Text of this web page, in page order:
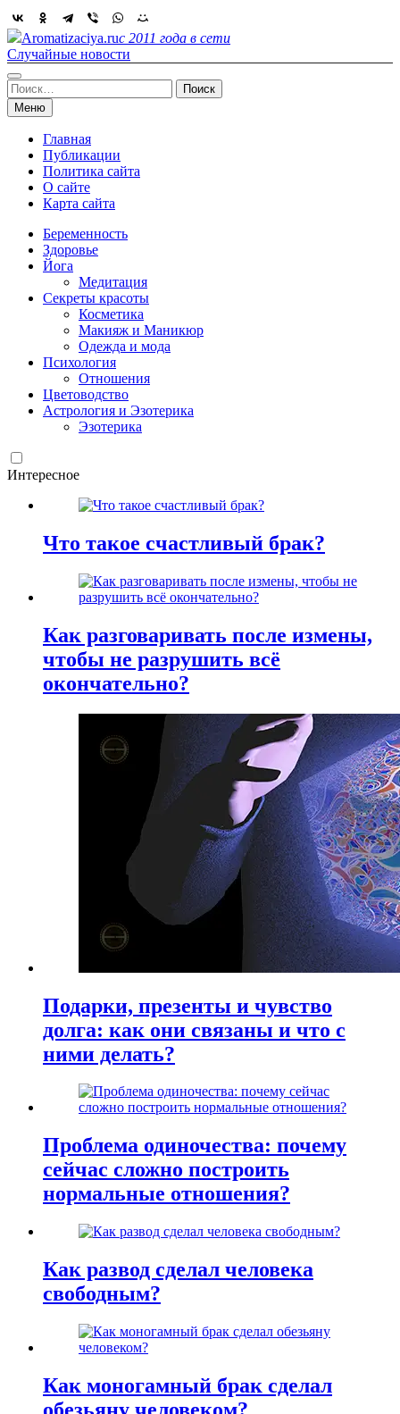
Skip
to
content
Aromatizaciya.ruс 2011 года в сети
Случайные новости
Найти:
Меню
Главная
Публикации
Политика сайта
О сайте
Карта сайта
Беременность
Здоровье
Йога
Медитация
Секреты красоты
Косметика
Макияж и Маникюр
Одежда и мода
Психология
Отношения
Цветоводство
Астрология и Эзотерика
Эзотерика
Интересное
Что такое счастливый брак?
Как разговаривать после измены,
чтобы не разрушить всё
окончательно?
Подарки, презенты и чувство
долга: как они связаны и что с
ними делать?
Проблема одиночества: почему
сейчас сложно построить
нормальные отношения?
Как развод сделал человека
свободным?
Как моногамный брак сделал